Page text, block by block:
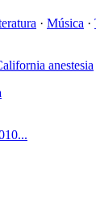
· Música ·
anestesia